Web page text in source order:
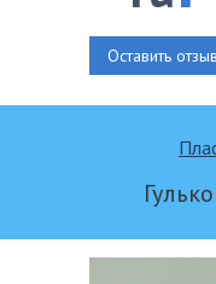
Оставить отзыв